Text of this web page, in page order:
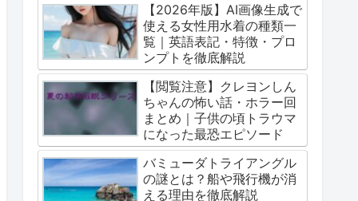
【2026年版】AI画像生成で
使える女性用水着の種類一
覧｜英語表記・特徴・プロ
ンプトを徹底解説
【閲覧注意】クレヨンしん
ちゃんの怖い話・ホラー回
まとめ｜子供の頃トラウマ
になった最恐エピソード
バミューダトライアングル
の謎とは？船や飛行機が消
える理由を徹底解説